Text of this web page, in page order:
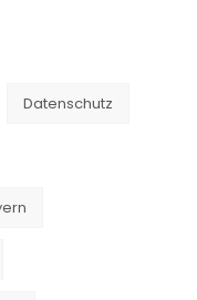
Datenschutz